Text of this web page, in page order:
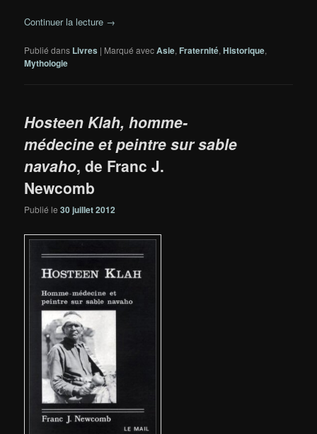
Continuer la lecture →
Publié dans Livres | Marqué avecAsie, Fraternité,Historique,
Mythologie
Hosteen Klah, homme-
médecine et peintre sur sable
navaho, de Franc J.
Newcomb
Publié le30 juillet 2012